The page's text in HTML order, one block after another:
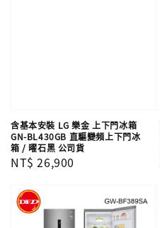
含基本安裝 LG 樂金 上下門冰箱
GN-BL430GB 直驅變頻上下門冰
箱 / 曜石黑 公司貨
Regular
NT$ 26,900